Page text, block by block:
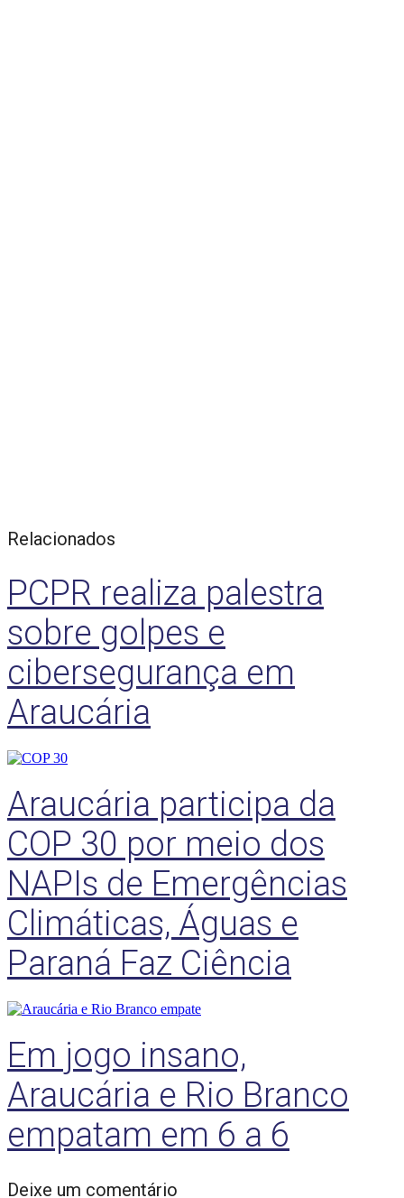
Relacionados
PCPR realiza palestra
sobre golpes e
cibersegurança em
Araucária
Araucária participa da
COP 30 por meio dos
NAPIs de Emergências
Climáticas, Águas e
Paraná Faz Ciência
Em jogo insano,
Araucária e Rio Branco
empatam em 6 a 6
Deixe um comentário